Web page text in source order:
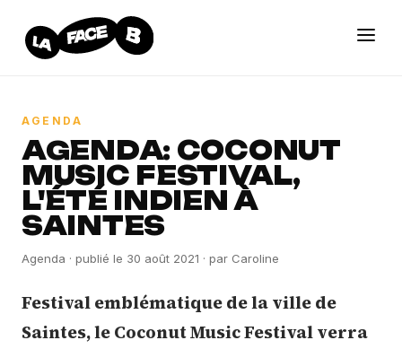
AGENDA
AGENDA: COCONUT
MUSIC FESTIVAL,
L'ÉTÉ INDIEN À
SAINTES
Agenda · publié le 30 août 2021 · par Caroline
Festival emblématique de la ville de
Saintes, le Coconut Music Festival verra